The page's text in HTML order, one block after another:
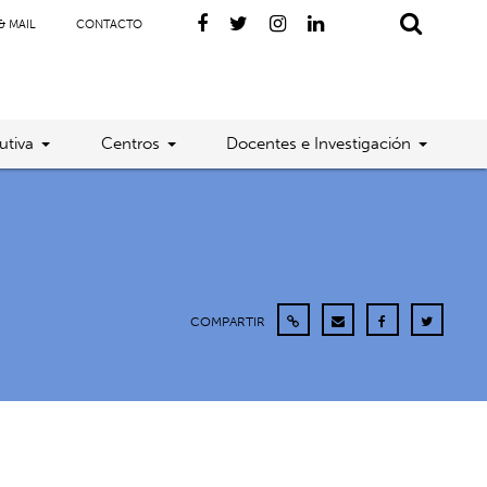
MAIL CONTACTO
Centros Docentes e Investigación
COMPARTIR